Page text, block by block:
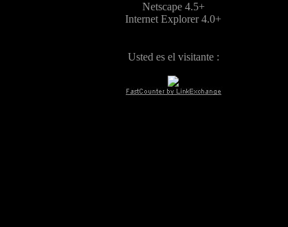
Netscape 4.5+
Internet Explorer 4.0+
Usted es el visitante :